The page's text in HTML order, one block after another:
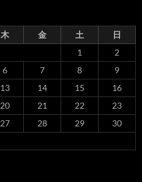
木 金 土
日
1
2
6 7 8
9
13 14 15
16
20 21 22
23
27 28 29
30